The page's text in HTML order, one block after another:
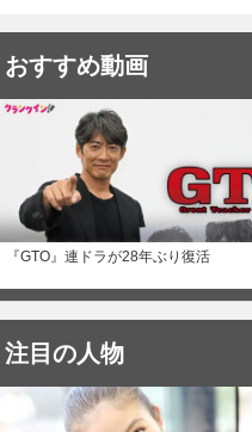
おすすめ動画
『GTO』連ドラが28年ぶり復活
注目の人物